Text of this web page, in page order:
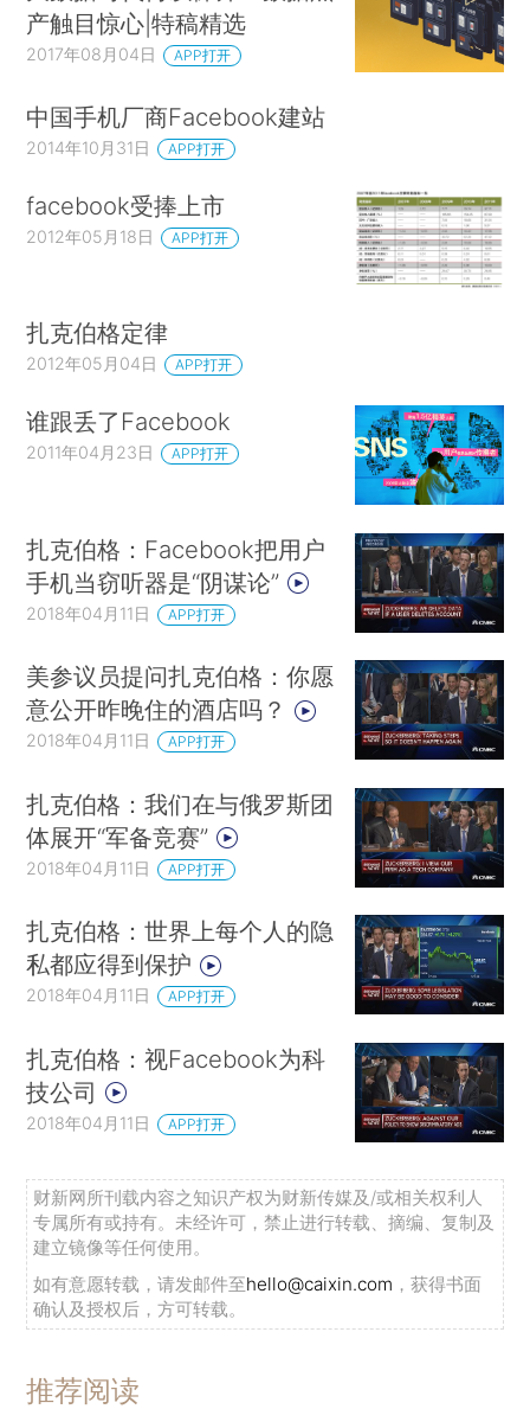
产触目惊心|特稿精选
2017年08月04日 APP打开
中国手机厂商Facebook建站
2014年10月31日 APP打开
facebook受捧上市
2012年05月18日 APP打开
扎克伯格定律
2012年05月04日 APP打开
谁跟丢了Facebook
2011年04月23日 APP打开
扎克伯格：Facebook把用户
手机当窃听器是“阴谋论”
2018年04月11日 APP打开
美参议员提问扎克伯格：你愿
意公开昨晚住的酒店吗？
2018年04月11日 APP打开
扎克伯格：我们在与俄罗斯团
体展开“军备竞赛”
2018年04月11日 APP打开
扎克伯格：世界上每个人的隐
私都应得到保护
2018年04月11日 APP打开
扎克伯格：视Facebook为科
技公司
2018年04月11日 APP打开
财新网所刊载内容之知识产权为财新传媒及/或相关权利人
专属所有或持有。未经许可，禁止进行转载、摘编、复制及
建立镜像等任何使用。
如有意愿转载，请发邮件至hello@caixin.com ，获得书面
确认及授权后，方可转载。
推荐阅读